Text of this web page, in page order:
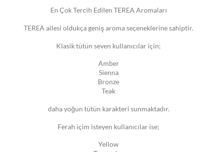
En Çok Tercih Edilen TEREA Aromaları
TEREA ailesi oldukça geniş aroma seçeneklerine sahiptir.
Klasik tütün seven kullanıcılar için;
Amber
Sienna
Bronze
Teak
daha yoğun tütün karakteri sunmaktadır.
Ferah içim isteyen kullanıcılar ise;
Yellow